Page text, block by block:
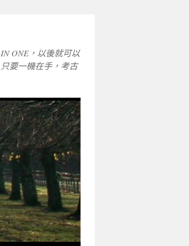
ONE，以後就可以
要一機在手，考古